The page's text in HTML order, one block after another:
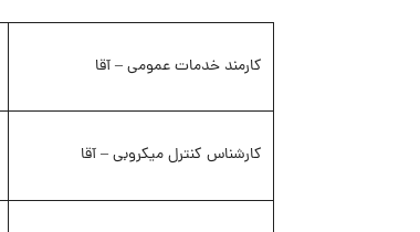
کارمند خدمات عمومی – آقا
کارشناس کنترل میکروبی – آقا